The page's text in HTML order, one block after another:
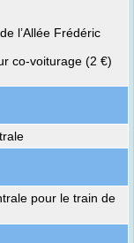
l’Allée Frédéric
co-voiturage (2 €)
pour le train de